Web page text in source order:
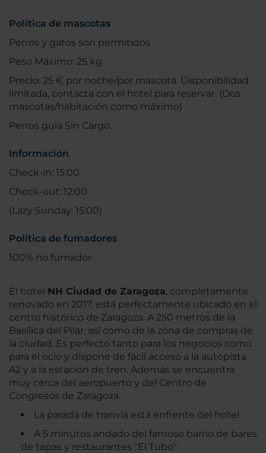
Política de mascotas
Perros y gatos son permitidos
Peso Máximo: 25 kg
Precio: 25 € por noche/por mascota. Disponibilidad
limitada, contacta con el hotel para reservar. (Dos
mascotas/habitación como máximo)
Perros guía Sin Cargo.
Información
Check-in: 15:00
Check-out: 12:00
(Lazy Sunday: 15:00)
Política de fumadores
100% no fumador
El hotel NH Ciudad de Zaragoza, completamente
renovado en 2017, está perfectamente ubicado en el
centro histórico de Zaragoza. A 250 metros de la
Basílica del Pilar, así como de la zona de compras de
la ciudad. Es perfecto tanto para los negocios como
para el ocio y dispone de fácil acceso a la autopista
A2 y a la estación de tren. Además se encuentra
muy cerca del aeropuerto y del Centro de
Congresos de Zaragoza.
La parada de tranvía está enfrente del hotel
A 5 minutos andado del famoso barrio de bares
de tapas y restaurantes "El Tubo"